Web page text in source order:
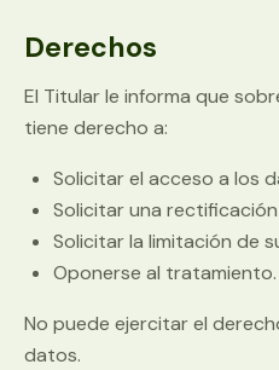
Derechos
El Titular le informa que
tiene derecho a:
Solicitar el acceso a los
Solicitar una
Solicitar la limitación de
Oponerse al tratamiento.
No puede ejercitar el
datos.